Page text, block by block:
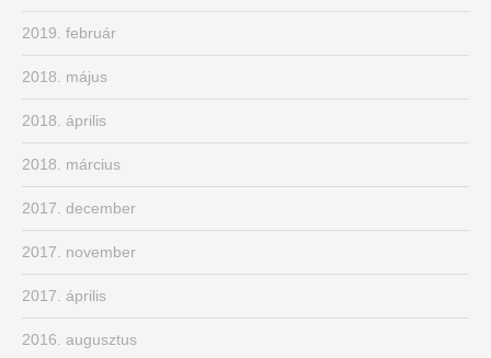
2019. február
2018. május
2018. április
2018. március
2017. december
2017. november
2017. április
2016. augusztus